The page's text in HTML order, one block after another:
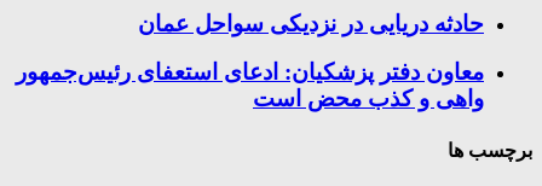
حادثه دریایی در نزدیکی سواحل عمان
معاون دفتر پزشکیان: ادعای استعفای رئیس‌جمهور
واهی و کذب محض است
برچسب ها